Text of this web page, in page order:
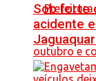
Sob forte
acidente